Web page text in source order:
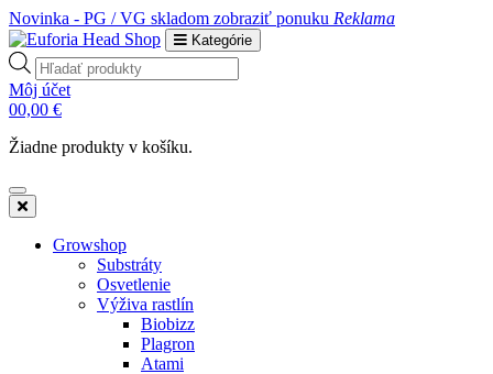
Novinka - PG / VG skladom zobraziť ponuku Reklama
Kategórie
Products
search
Môj účet
00,00 €
Žiadne produkty v košíku.
Growshop
Substráty
Osvetlenie
Výživa rastlín
Biobizz
Plagron
Atami